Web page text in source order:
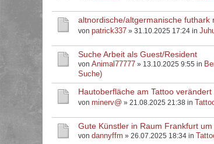
altnordische/altgermanische futhark
von patrick337 » 31.10.2025 17:24 in
Suche Arbeit als Guest/Resident
von Animal77777 » 13.10.2025 9:55 in
Suche)
Hautoberfläche am Tattoo verändert
von minerv@ » 21.08.2025 21:38 in
Gute Künstler in Raum Frankfurt
von dannyffm » 26.07.2025 18:34 in